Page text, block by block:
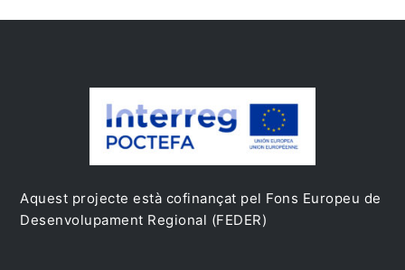
Aquest projecte està cofinançat pel Fons Europeu de
Desenvolupament Regional (FEDER)